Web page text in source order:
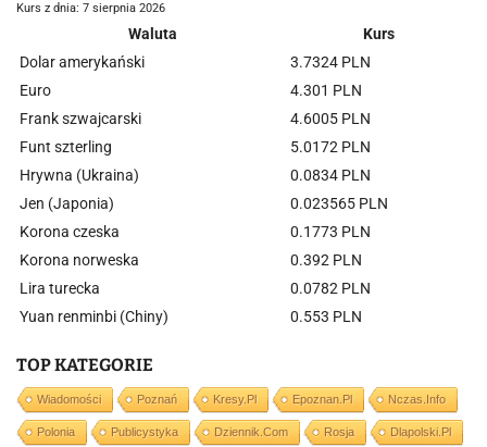
Kurs z dnia: 7 sierpnia 2026
Waluta
Kurs
Dolar amerykański
3.7324 PLN
Euro
4.301 PLN
Frank szwajcarski
4.6005 PLN
Funt szterling
5.0172 PLN
Hrywna (Ukraina)
0.0834 PLN
Jen (Japonia)
0.023565 PLN
Korona czeska
0.1773 PLN
Korona norweska
0.392 PLN
Lira turecka
0.0782 PLN
Yuan renminbi (Chiny)
0.553 PLN
TOP KATEGORIE
Wiadomości Poznań Kresy.pl Epoznan.pl Nczas.info
Polonia Publicystyka Dziennik.com Rosja Dlapolski.pl